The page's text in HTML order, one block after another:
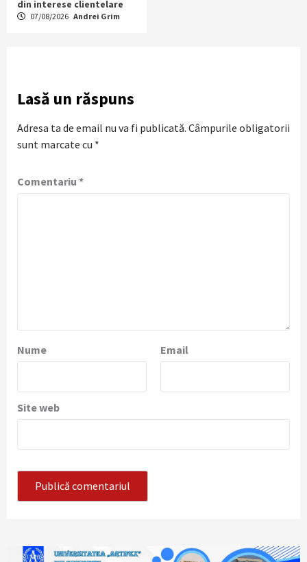
din interese clientelare
07/08/2026 Andrei Grim
Lasă un răspuns
Adresa ta de email nu va fi publicată. Câmpurile obligatorii
sunt marcate cu *
Comentariu *
Nume Email
Site web